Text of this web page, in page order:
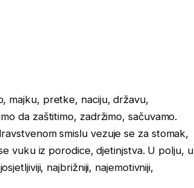
majku, pretke, naciju, državu,
da zaštitimo, zadržimo, sačuvamo.
smislu vezuje se za stomak,
vuku iz porodice, djetinjstva. U polju, u
najbrižniji, najemotivniji,